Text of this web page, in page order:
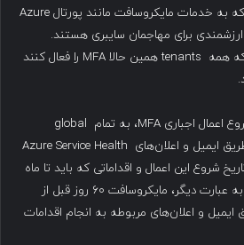
آن این است که حساب‌هایی که به خدمات مایکروسافت مانند پورتال Azure
برای مهاجمان سایبری هستند.
مایکروسافت توصیه می‌کند که همه tenants همین حالا MFA را فعال کنند
مایکروسافت ۶۰ روز قبل از شروع اعمال اجباری MFA، به تمام global
admins سرویس Entra از طریق ایمیل و اعلان‌های Azure Service Health
شروع این اعمال و اقداماتی که باید تا ماه
اکتبر انجام دهند، مطلع کند. به عبارت دیگر، مایکروسافت ۶۰ روز قبل از
ایمیل و اعلان‌های مربوطه به انجام اقدامات